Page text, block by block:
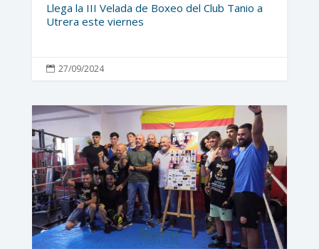
Llega la III Velada de Boxeo del Club Tanio a
Utrera este viernes
 27/09/2024